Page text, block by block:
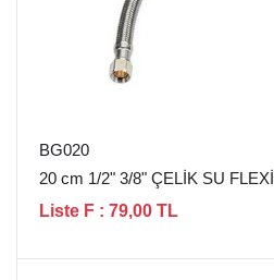
BG020
20 cm 1/2" 3/8" ÇELİK SU FLEXİ
Liste F : 79,00 TL